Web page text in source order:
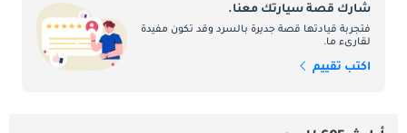
شارك قصة سيارتك معنا.
فتجربة قيادتها قصة جديرة بالسرد وقد تكون مفيدة
لقارىء ما.
اكتب تقييم